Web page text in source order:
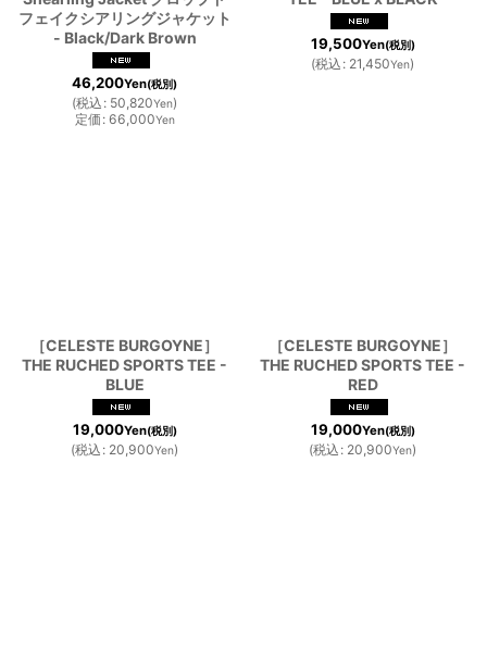
フェイクシアリングジャケット
- Black/Dark Brown
46,200Yen(税別)
(税込 : 50,820Yen)
定価 : 66,000Yen
19,500Yen(税別)
(税込 : 21,450Yen)
［CELESTE BURGOYNE］
THE RUCHED SPORTS TEE -
BLUE
19,000Yen(税別)
(税込 : 20,900Yen)
［CELESTE BURGOYNE］
THE RUCHED SPORTS TEE -
RED
19,000Yen(税別)
(税込 : 20,900Yen)